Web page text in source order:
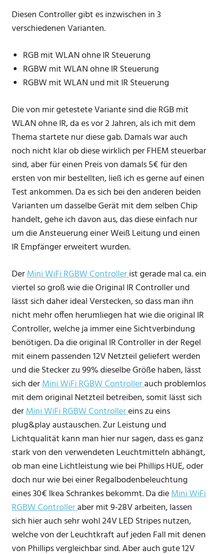
Diesen Controller gibt es inzwischen in 3
verschiedenen Varianten.
RGB mit WLAN ohne IR Steuerung
RGBW mit WLAN ohne IR Steuerung
RGBW mit WLAN und mit IR Steuerung
Die von mir getestete Variante sind die RGB mit
WLAN ohne IR, da es vor 2 Jahren, als ich mit dem
Thema startete nur diese gab. Damals war auch
noch nicht klar ob diese wirklich per FHEM steuerbar
sind, aber für einen Preis von damals 5€ für den
ersten von mir bestellten, ließ ich es gerne auf einen
Test ankommen. Da es sich bei den anderen beiden
Varianten um dasselbe Gerät mit dem selben Chip
handelt, gehe ich davon aus, das diese einfach nur
um die Ansteuerung einer Weiß Leitung und einen
IR Empfänger erweitert wurden.
DerMini WiFi RGBW Controllerist gerade mal ca. ein
viertel so groß wie die Original IR Controller und
lässt sich daher ideal Verstecken, so dass man ihn
nicht mehr offen herumliegen hat wie die original IR
Controller, welche ja immer eine Sichtverbindung
benötigen. Da die original IR Controller in der Regel
mit einem passenden 12V Netzteil geliefert werden
und die Stecker zu 99% dieselbe Größe haben, lässt
sich derMini WiFi RGBW Controllerauch problemlos
mit dem original Netzteil betreiben, somit lässt sich
derMini WiFi RGBW Controllereins zu eins
plug&play austauschen. Zur Leistung und
Lichtqualität kann man hier nur sagen, dass es ganz
stark von den verwendeten Leuchtmitteln abhängt,
ob man eine Lichtleistung wie bei Phillips HUE, oder
doch nur wie bei einer Regalbodenbeleuchtung
eines 30€ Ikea Schrankes bekommt. Da dieMini WiFi
RGBW Controlleraber mit 9-28V arbeiten, lassen
sich hier auch sehr wohl 24V LED Stripes nutzen,
welche von der Leuchtkraft auf jeden Fall mit denen
von Phillips vergleichbar sind. Aber auch gute 12V